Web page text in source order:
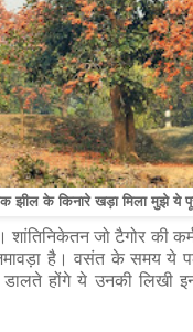
झील के किनारे खड़ा मिला मुझे ये
शांतिनिकेतन जो टैगोर की
है। वसंत के समय ये
डालते होंगे ये उनकी लिखी